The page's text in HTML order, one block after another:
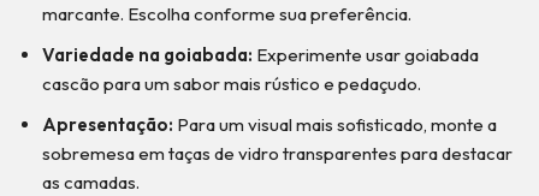
marcante. Escolha conforme sua preferência.
Variedade na goiabada: Experimente usar goiabada
cascão para um sabor mais rústico e pedaçudo.
Apresentação: Para um visual mais sofisticado, monte a
sobremesa em taças de vidro transparentes para destacar
as camadas.